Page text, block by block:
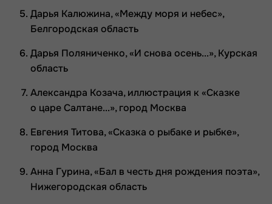
Дарья Калюжина, «Между моря и небес»,
Белгородская область
Дарья Поляниченко, «И снова осень...», Курская
область
Александра Козача, иллюстрация к «Сказке
о царе Салтане...», город Москва
Евгения Титова, «Сказка о рыбаке и рыбке»,
город Москва
Анна Гурина, «Бал в честь дня рождения поэта»,
Нижегородская область